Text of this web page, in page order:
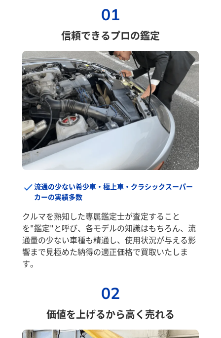
01
信頼できるプロの鑑定
流通の少ない希少車・極上車・クラシックスーパー
カーの実績多数
クルマを熟知した専属鑑定士が査定すること
を"鑑定"と呼び、各モデルの知識はもちろん、流
通量の少ない車種も精通し、使用状況が与える影
響まで見極めた納得の適正価格で買取いたしま
す。
02
価値を上げるから高く売れる